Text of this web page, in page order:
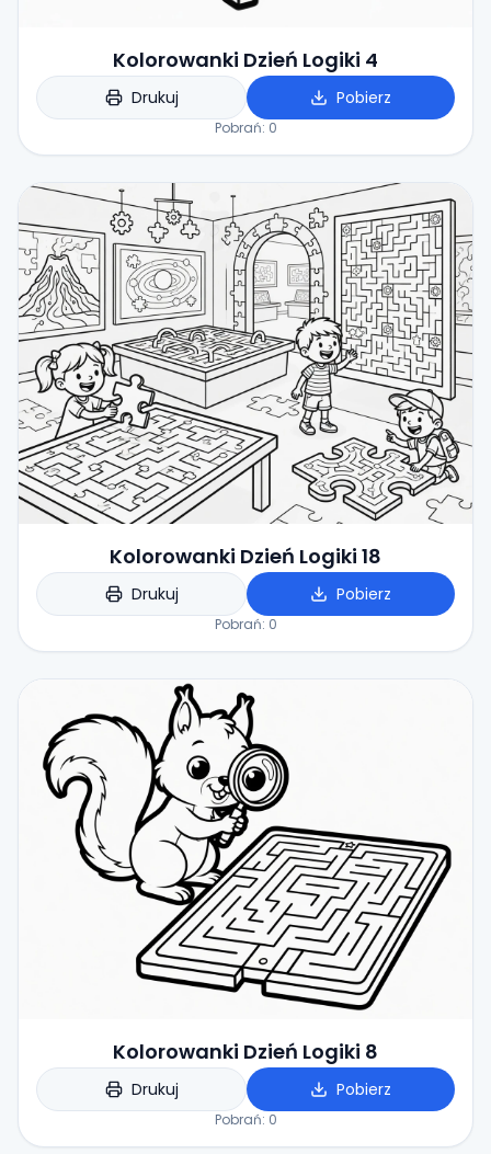
Kolorowanki Dzień Logiki 4
Drukuj Pobierz
Pobrań: 0
Kolorowanki Dzień Logiki 18
Drukuj Pobierz
Pobrań: 0
Kolorowanki Dzień Logiki 8
Drukuj Pobierz
Pobrań: 0